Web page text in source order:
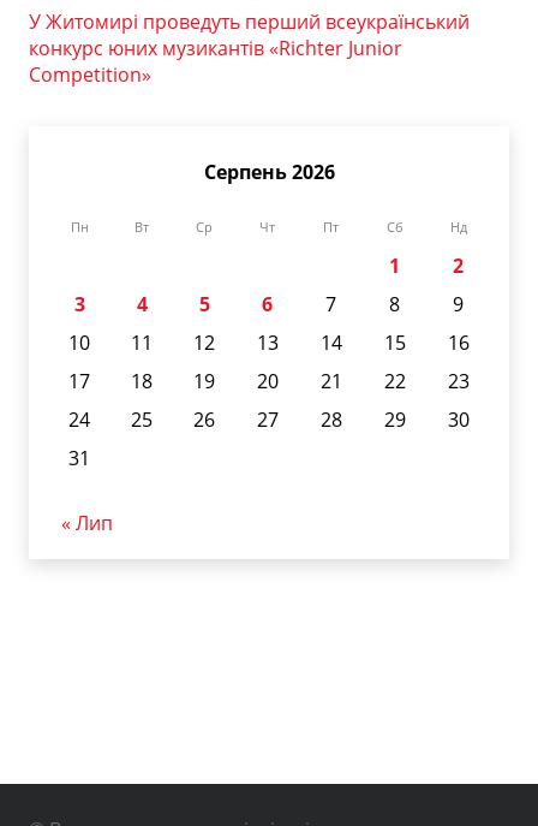
У Житомирі проведуть перший всеукраїнський
конкурс юних музикантів «Richter Junior
Competition»
Серпень 2026
Пн Вт Ср Чт Пт Сб Нд
1
2
3
4 5 6 7 8
9
10
11 12 13 14 15
16
17
18 19 20 21 22
23
24
25 26 27 28 29
30
31
« Лип